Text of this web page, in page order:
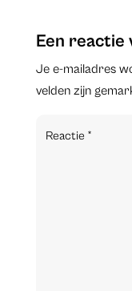
Een reactie
Je e-mailadres
velden zijn